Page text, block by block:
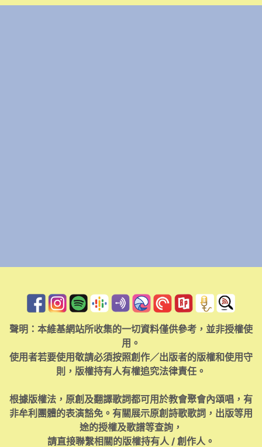
聲明：本維基網站所收集的一切資料僅供參考，並非授權使
用。
使用者若要使用敬請必須按照創作／出版者的版權和使用守
則，版權持有人有權追究法律責任。
根據版權法，原創及翻譯歌詞都可用於教會聚會內頌唱，有
非牟利團體的表演豁免。有關展示原創詩歌歌詞，出版等用
途的授權及歌譜等查詢，
請直接聯繫相關的版權持有人 / 創作人。